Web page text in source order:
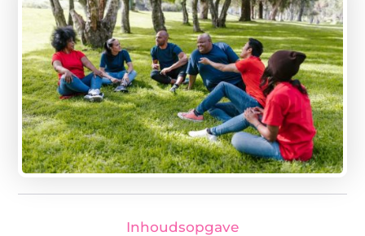
Inhoudsopgave